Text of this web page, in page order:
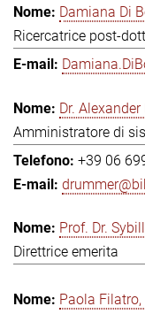
Damiana Di
Ricercatrice post-
Dr.
Amministratore di
+39 06
Prof. Dr.
Direttrice emerita
Paola Filatro,